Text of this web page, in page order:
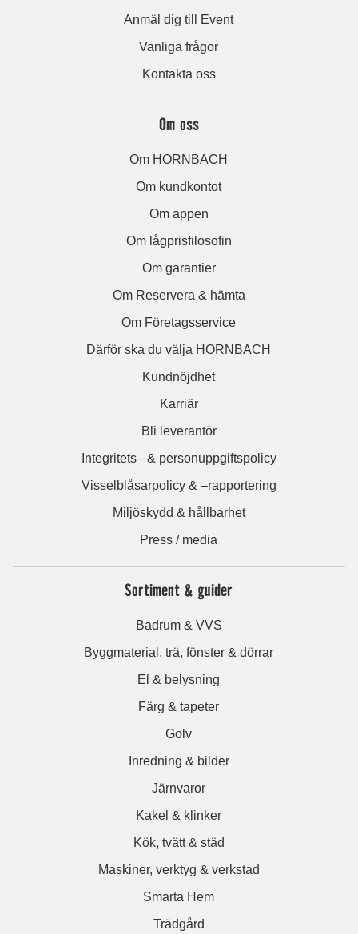
Anmäl dig till Event
Vanliga frågor
Kontakta oss
Om oss
Om HORNBACH
Om kundkontot
Om appen
Om lågprisfilosofin
Om garantier
Om Reservera & hämta
Om Företagsservice
Därför ska du välja HORNBACH
Kundnöjdhet
Karriär
Bli leverantör
Integritets– & personuppgiftspolicy
Visselblåsarpolicy & –rapportering
Miljöskydd & hållbarhet
Press / media
Sortiment & guider
Badrum & VVS
Byggmaterial, trä, fönster & dörrar
El & belysning
Färg & tapeter
Golv
Inredning & bilder
Järnvaror
Kakel & klinker
Kök, tvätt & städ
Maskiner, verktyg & verkstad
Smarta Hem
Trädgård